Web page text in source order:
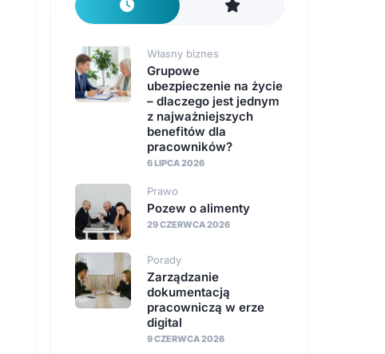
Własny biznes
Grupowe
ubezpieczenie na życie
– dlaczego jest jednym
z najważniejszych
benefitów dla
pracowników?
6 LIPCA 2026
Prawo
Pozew o alimenty
29 CZERWCA 2026
Porady
Zarządzanie
dokumentacją
pracowniczą w erze
digital
9 CZERWCA 2026